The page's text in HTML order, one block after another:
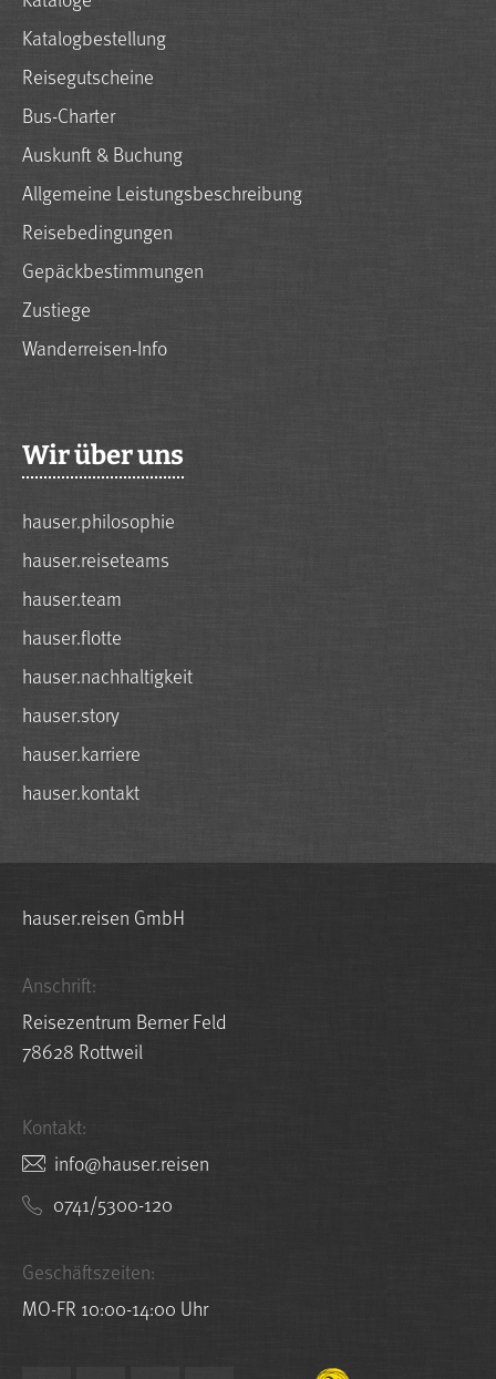
Katalogbestellung
Reisegutscheine
Bus-Charter
Auskunft & Buchung
Allgemeine Leistungsbeschreibung
Reisebedingungen
Gepäckbestimmungen
Zustiege
Wanderreisen-Info
Wir über uns
hauser.philosophie
hauser.reiseteams
hauser.team
hauser.flotte
hauser.nachhaltigkeit
hauser.story
hauser.karriere
hauser.kontakt
hauser.reisen GmbH
Anschrift:
Reisezentrum Berner Feld
78628 Rottweil
Kontakt:
nesier.resuah@ofni
0741/5300-120
Geschäftszeiten:
MO-FR 10:00-14:00 Uhr